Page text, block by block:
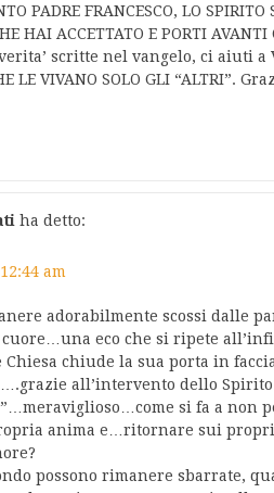
PADRE FRANCESCO, LO
HAI ACCETTATO E PORTI
scritte nel vangelo, ci aiuti a
LE VIVANO SOLO GLI “ALTRI”.
ha detto:
am
adorabilmente scossi dalle
eco che si ripete
Chiesa chiude la sua porta in
all’intervento dello
si fa a non
anima e…ritornare sui propri
possono rimanere sbarrate,